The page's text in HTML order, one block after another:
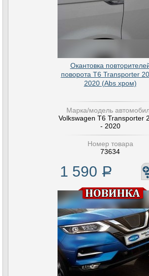
Окантовка
поворота T6 Transporter
2020 (Abs хром)
Марка/модель
Volkswagen T6 Transporter
- 2020
Номер товара
73634
1 590 Р